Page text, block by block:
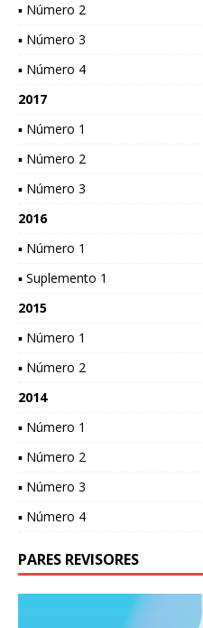
▪ Número 2
▪ Número 3
▪ Número 4
2017
▪ Número 1
▪ Número 2
▪ Número 3
2016
▪ Número 1
▪ Suplemento 1
2015
▪ Número 1
▪ Número 2
2014
▪ Número 1
▪ Número 2
▪ Número 3
▪ Número 4
PARES REVISORES